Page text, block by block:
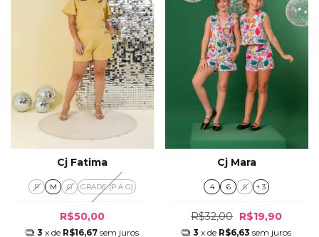
Cj Fatima
P M G GRADE (P A G)
R$50,00
3 x de R$16,67 sem juros
Cj Mara
4 6 8 + 3
R$32,00 R$19,90
3 x de R$6,63 sem juros